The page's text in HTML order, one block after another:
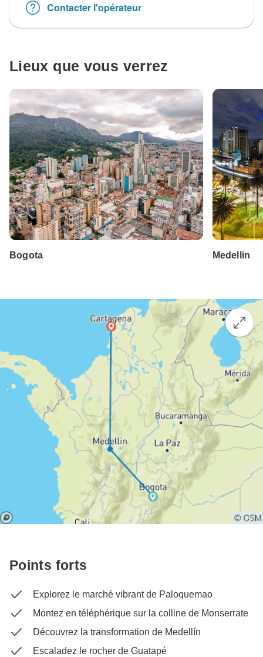
Contacter l'opérateur
Lieux que vous verrez
Bogota Medellin
Points forts
Explorez le marché vibrant de Paloquemao
Montez en téléphérique sur la colline de Monserrate
Découvrez la transformation de Medellín
Escaladez le rocher de Guatapé